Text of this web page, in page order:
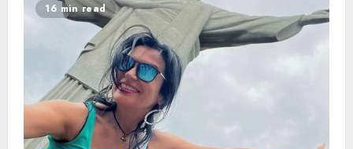
16 min read